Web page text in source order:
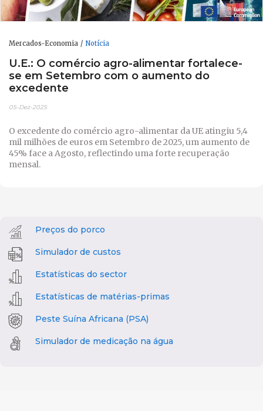
Mercados-Economia Notícia
U.E.: O comércio agro-alimentar fortalece-
se em Setembro com o aumento do
excedente
05-Dez-2025
O excedente do comércio agro-alimentar da UE atingiu 5,4
mil milhões de euros em Setembro de 2025, um aumento de
45% face a Agosto, reflectindo uma forte recuperação
mensal.
Preços do porco
Simulador de custos
Estatísticas do sector
Estatísticas de matérias-primas
Peste Suína Africana (PSA)
Simulador de medicação na água